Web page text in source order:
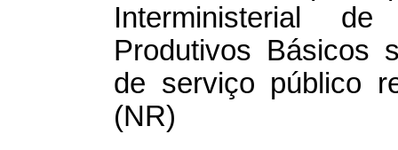
Interministerial
Produtivos Básicos
de serviço público
(NR)